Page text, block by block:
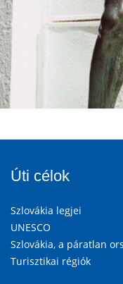
Úti célok
Szlovákia legjei
UNESCO
Szlovákia, a páratlan
Turisztikai régiók